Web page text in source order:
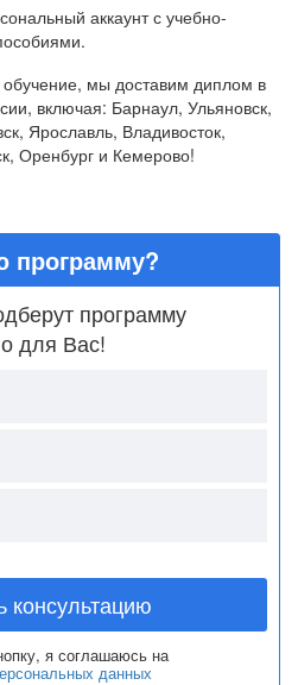
аккаунт с учебно-
обучение, мы доставим диплом в
включая: Барнаул, Ульяновск,
Ярославль, Владивосток,
Оренбург и Кемерово!
программу?
программу
для Вас!
консультацию
я соглашаюсь на
данных